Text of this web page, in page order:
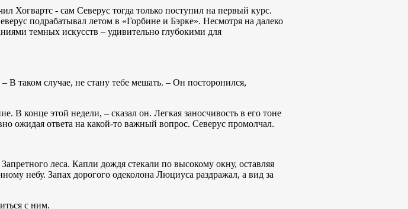
Хогвартс - сам Северус тогда только поступил на первый курс.
подрабатывал летом в «Горбине и Бэрке». Несмотря на далеко
темных искусств – удивительно глубокими для
таком случае, не стану тебе мешать. – Он посторонился,
В конце этой недели, – сказал он. Легкая заносчивость в его тоне
ожидая ответа на какой-то важный вопрос. Северус промолчал.
леса. Капли дождя стекали по высокому окну, оставляя
небу. Запах дорогого одеколона Люциуса раздражал, а вид за
с ним.